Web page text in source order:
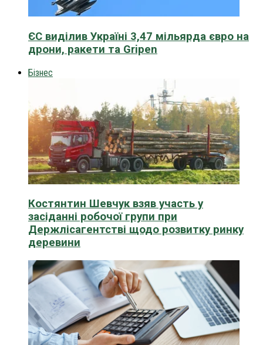
ЄС виділив Україні 3,47 мільярда євро на
дрони, ракети та Gripen
Бізнес
Костянтин Шевчук взяв участь у
засіданні робочої групи при
Держлісагентстві щодо розвитку ринку
деревини